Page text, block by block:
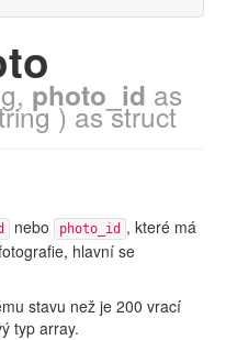
photo_id as
) as struct
nebo photo_id , které má
hlavní se
stavu než je 200 vrací
typ array.